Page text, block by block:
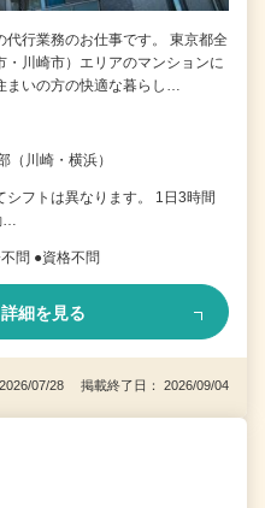
代行業務のお仕事です。 東京都全
・川崎市）エリアのマンションに
まいの方の快適な暮らし…
（川崎・横浜）
フトは異なります。 1日3時間
…
問 ●資格不問
詳細を見る
07/28 掲載終了日： 2026/09/04